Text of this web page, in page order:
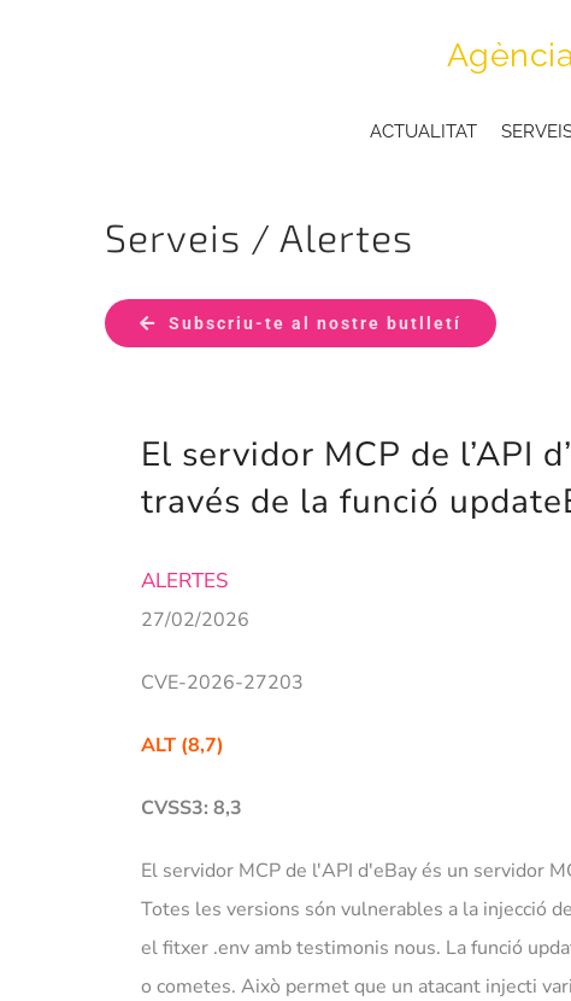
ACTUALITAT
Serveis / Alertes
Subscriu-te al nostre butlletí
El servidor MCP de l’API
través de la funció
ALERTES
27/02/2026
CVE-2026-27203
ALT (8,7)
CVSS3: 8,3
El servidor MCP de l'API d'eBay és un servidor
Totes les versions són vulnerables a la injecció
el fitxer .env amb testimonis nous. La funció
o cometes. Això permet que un atacant injecti